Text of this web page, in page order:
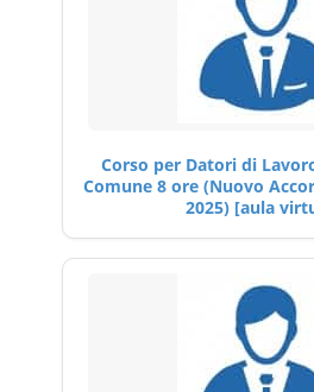
Corso per Datori di
Comune 8 ore (Nuovo
2025) [aula